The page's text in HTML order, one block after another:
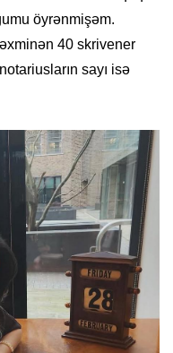
öyrənmişəm.
40 skrivener
sayı isə